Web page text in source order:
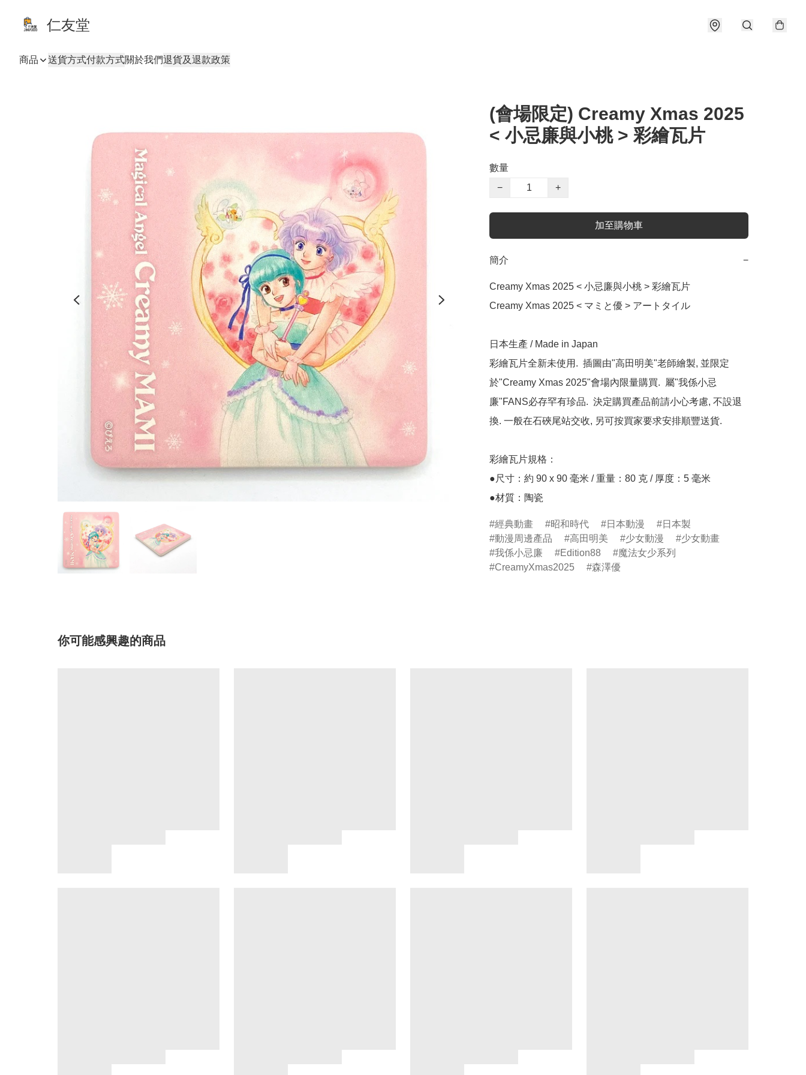
仁友堂
商品 送貨方式付款方式關於我們退貨及退款政策
(會場限定) Creamy Xmas 2025
< 小忌廉與小桃 > 彩繪瓦片
數量
−
+
加至購物車
簡介 −
Creamy Xmas 2025 < 小忌廉與小桃 > 彩繪瓦片
Creamy Xmas 2025 < マミと優 > アートタイル
日本生產 / Made in Japan
彩繪瓦片全新未使用.  插圖由"高田明美"老師繪製, 並限定
於"Creamy Xmas 2025"會場內限量購買.  屬"我係小忌
廉"FANS必存罕有珍品.  決定購買產品前請小心考慮, 不設退
換. 一般在石硤尾站交收, 另可按買家要求安排順豐送貨.
彩繪瓦片規格：
●尺寸：約 90 x 90 毫米 / 重量：80 克 / 厚度：5 毫米
●材質：陶瓷
經典動畫 昭和時代 日本動漫
日本製
動漫周邊產品
高田明美 少女動漫
少女動畫
我係小忌廉
Edition88
魔法女少系列
CreamyXmas2025
森澤優
你可能感興趣的商品